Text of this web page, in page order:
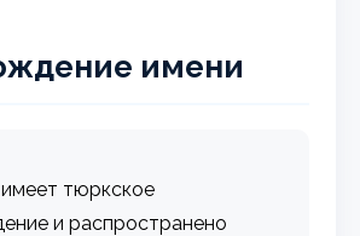
имени
тюркское
и распространено